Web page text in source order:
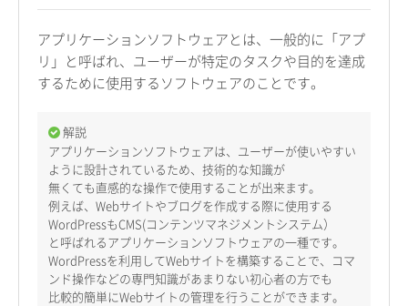
アプリケーションソフトウェアとは、一般的に「アプ
リ」と呼ばれ、ユーザーが特定のタスクや目的を達成
するために使用するソフトウェアのことです。
解説
アプリケーションソフトウェアは、ユーザーが使いやすい
ように設計されているため、技術的な知識が
無くても直感的な操作で使用することが出来ます。
例えば、Webサイトやブログを作成する際に使用する
WordPressもCMS(コンテンツマネジメントシステム）
と呼ばれるアプリケーションソフトウェアの一種です。
WordPressを利用してWebサイトを構築することで、コマ
ンド操作などの専門知識があまりない初心者の方でも
比較的簡単にWebサイトの管理を行うことができます。